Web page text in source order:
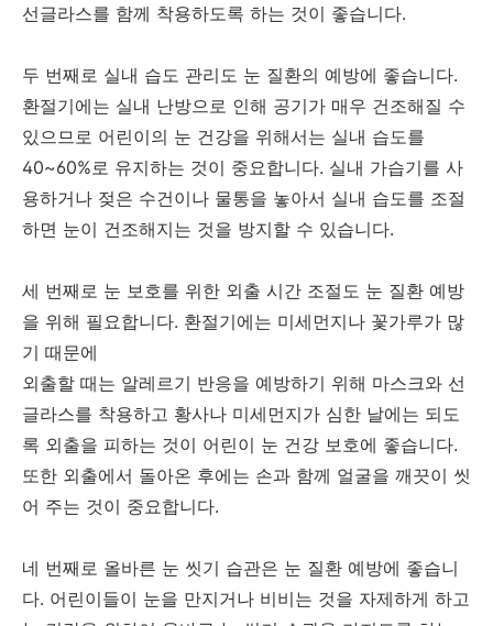
선글라스를 함께 착용하도록 하는 것이 좋습니다.
두 번째로 실내 습도 관리도 눈 질환의 예방에 좋습니다.
환절기에는 실내 난방으로 인해 공기가 매우 건조해질 수
있으므로 어린이의 눈 건강을 위해서는 실내 습도를
40~60%로 유지하는 것이 중요합니다. 실내 가습기를 사
용하거나 젖은 수건이나 물통을 놓아서 실내 습도를 조절
하면 눈이 건조해지는 것을 방지할 수 있습니다.
세 번째로 눈 보호를 위한 외출 시간 조절도 눈 질환 예방
을 위해 필요합니다. 환절기에는 미세먼지나 꽃가루가 많
기 때문에
외출할 때는 알레르기 반응을 예방하기 위해 마스크와 선
글라스를 착용하고 황사나 미세먼지가 심한 날에는 되도
록 외출을 피하는 것이 어린이 눈 건강 보호에 좋습니다.
또한 외출에서 돌아온 후에는 손과 함께 얼굴을 깨끗이 씻
어 주는 것이 중요합니다.
네 번째로 올바른 눈 씻기 습관은 눈 질환 예방에 좋습니
다. 어린이들이 눈을 만지거나 비비는 것을 자제하게 하고